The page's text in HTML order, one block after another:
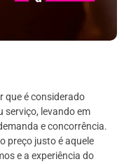
que é considerado
serviço, levando em
e concorrência.
preço justo é aquele
e a experiência do